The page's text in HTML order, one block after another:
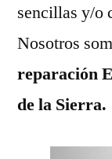
sencillas y/o
Nosotros
reparación
de la Sierra.